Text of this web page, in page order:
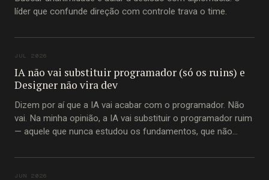
líder que confunde direção com controle trava o time.
JUL 2026
IA não vai substituir programador (só os ruins) e
Designer não vira dev
Dizem por aí que a IA vai acabar com o programador. Não
vai. Na minha opinião, a IA vai substituir o programador ruim
— aquele que nunca estudou os fundamentos, que não
que passou a carreira inteira copiando trecho de código do
JUN 2026